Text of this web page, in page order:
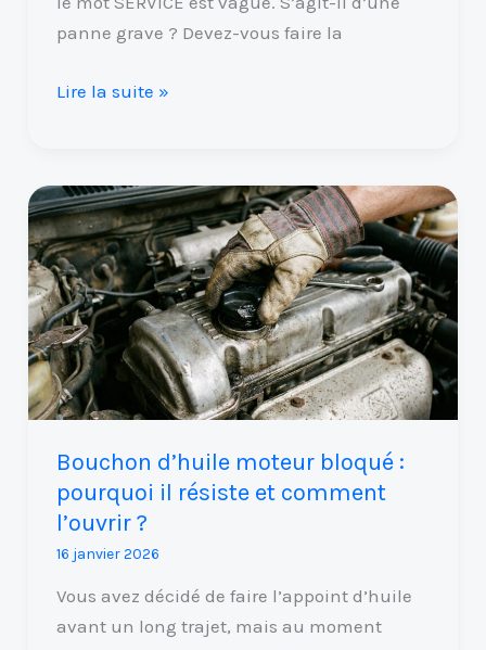
panne grave ? Devez-vous faire la
Lire la suite »
Bouchon d’huile moteur bloqué :
pourquoi il résiste et comment
l’ouvrir ?
16 janvier 2026
Vous avez décidé de faire l’appoint d’huile
avant un long trajet, mais au moment
Bouchon
d’huile
moteur
bloqué
:
pourquoi
il
résiste
comment
l’ouvrir
?